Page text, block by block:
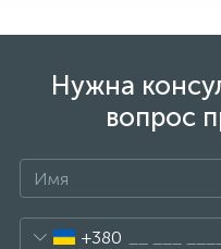
Нужна
вопрос
+380